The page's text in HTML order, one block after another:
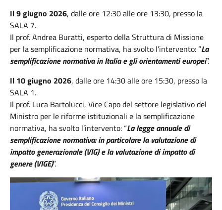
Il 9 giugno 2026, dalle ore 12:30 alle ore 13:30, presso la
SALA 7.
Il prof. Andrea Buratti, esperto della Struttura di Missione
per la semplificazione normativa, ha svolto l’intervento: “La
semplificazione normativa in Italia e gli orientamenti europei”.
Il 10 giugno 2026, dalle ore 14:30 alle ore 15:30, presso la
SALA 1.
Il prof. Luca Bartolucci, Vice Capo del settore legislativo del
Ministro per le riforme istituzionali e la semplificazione
normativa, ha svolto l’intervento: “La legge annuale di
semplificazione normativa: in particolare la valutazione di
impatto generazionale (VIG) e la valutazione di impatto di
genere (VIGE)”.